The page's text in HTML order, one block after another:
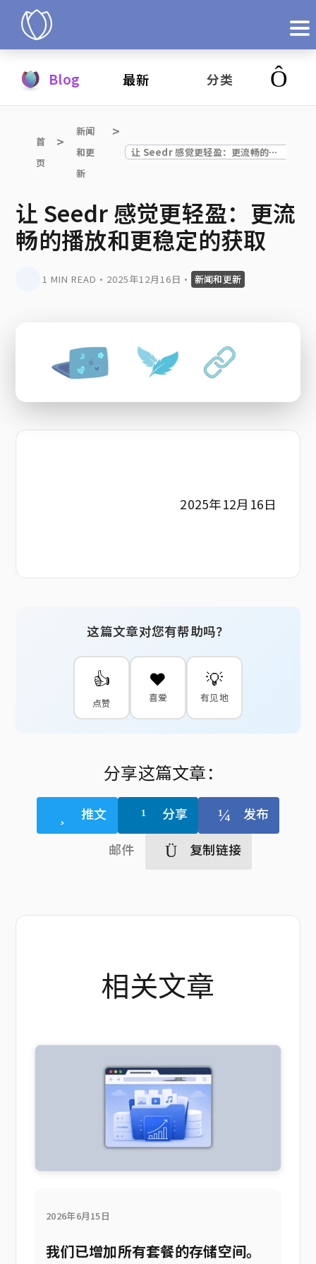
立即试用
Blog 最新 分类
首
页
新闻
和更
新
让 Seedr 感觉更轻盈：更流畅的播放和更稳定的获取
让 Seedr 感觉更轻盈：更流
畅的播放和更稳定的获取
1 MIN READ • 2025年12月16日 • 新闻和更新
2025年12月16日
这篇文章对您有帮助吗？
👍
点赞
❤️
喜爱
💡
有见地
分享这篇文章：
推文 分享
发布
邮件
复制链接
相关文章
2026年6月15日
我们已增加所有套餐的存储空间。